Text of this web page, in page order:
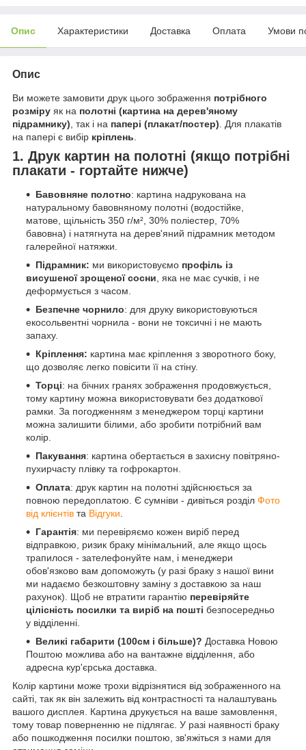
Опис Характеристики Доставка Оплата Умови
Опис
Ви можете замовити друк цього зображення потрібного
розміру як на полотні (картина на дерев'яному
підрамнику) , так і на папері (плакат/постер) . Для плакатів
на папері є вибір кріплень
1. Друк картин на полотні (якщо потрібні
плакати - гортайте нижче)
Бавовняне полотно: картина надрукована на
натуральному бавовняному полотні (водостійке,
матове, щільність 350 г/м², 30% поліестер, 70%
бавовна) і натягнута на дерев'яний підрамник методом
галерейної натяжки.
Підрамник: ми використовуємо профіль із
висушеної зрощеної сосни, яка не має сучків, і не
деформується з часом.
Безпечне чорнило: для друку використовуються
екосольвентні чорнила - вони не токсичні і не мають
запаху.
Кріплення: картина має кріплення з зворотного боку,
що дозволяє легко повісити її на стіну.
Торці: на бічних гранях зображення продовжується,
тому картину можна використовувати без додаткової
рамки. За погодженням з менеджером торці картини
можна залишити білими, або зробити потрібний вам
колір.
Пакування: картина обертається в захисну повітряно-
пухирчасту плівку та гофрокартон.
Оплата: друк картин на полотні здійснюється за
повною передоплатою. Є сумніви - дивіться розділ Фото
від клієнтів та Відгуки.
Гарантія: ми перевіряємо кожен виріб перед
відправкою, ризик браку мінімальний, але якщо щось
трапилося - зателефонуйте нам, і менеджери
обов'язково вам допоможуть (у разі браку з нашої вини
ми надаємо безкоштовну заміну з доставкою за наш
рахунок). Щоб не втратити гарантію перевіряйте
цілісність посилки та виріб на пошті безпосередньо
у відділенні.
Великі габарити (100см і більше)? Доставка Новою
Поштою можлива або на вантажне відділення, або
адресна кур'єрська доставка.
Колір картини може трохи відрізнятися від зображенного на
сайті, так як він залежить від контрастності та налаштувань
вашого дисплея. Картина друкується на ваше замовлення,
тому товар поверненню не підлягає. У разі наявності браку
або пошкодження посилки поштою, зв'яжіться з нами для